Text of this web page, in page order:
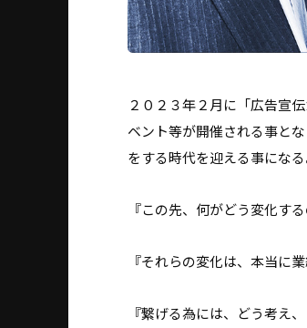
２０２３年２月に「広告宣
ベント等が開催される事と
をする時代を迎える事になる
『この先、何がどう変化する
『それらの変化は、本当に
『繋げる為には、どう考え